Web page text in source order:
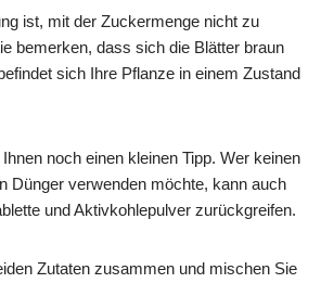
ist, mit der Zuckermenge nicht zu
bemerken, dass sich die Blätter braun
sich Ihre Pflanze in einem Zustand
noch einen kleinen Tipp. Wer keinen
Dünger verwenden möchte, kann auch
und Aktivkohlepulver zurückgreifen.
Zutaten zusammen und mischen Sie